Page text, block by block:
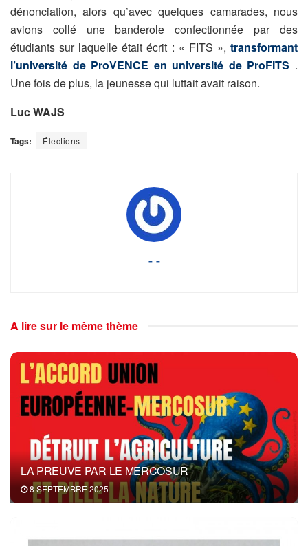
dénonciation, alors qu’avec quelques camarades, nous
avions collé une banderole confectionnée par des
étudiants sur laquelle était écrit : « FITS », transformant
l’université de ProVENCE en université de ProFITS .
Une fois de plus, la jeunesse qui luttait avait raison.
Luc WAJS
Tags: Élections
- -
A lire sur le même thème
LA PREUVE PAR LE MERCOSUR
8 SEPTEMBRE 2025